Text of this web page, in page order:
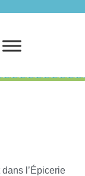
l’Épicerie